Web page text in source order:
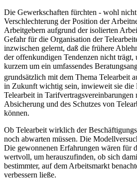
Die Gewerkschaften fürchten - wohl
Verschlechterung der Position der
Arbeitgebern aufgrund der isolierten
Gefahr für die Organisation der
inzwischen gelernt, daß die frühere
der offenkundigen Tendenzen nicht trägt,
kurzem um ein umfassendes
grundsätzlich mit dem Thema Telearbeit
in Zukunft wichtig sein, inwieweit sie die
Telearbeit in Tarifvertragsvereinbarungen
Absicherung und des Schutzes von
können.
Ob Telearbeit wirklich der
noch abwarten müssen. Die
Die gewonnenen Erfahrungen wären für
wertvoll, um herauszufinden, ob sich
bestimmter, auf dem Arbeitsmarkt
verbessern ließe.